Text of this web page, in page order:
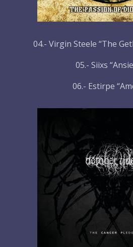
04.- Virgin Steele “The
05.- Siixs
06.- Estirpe